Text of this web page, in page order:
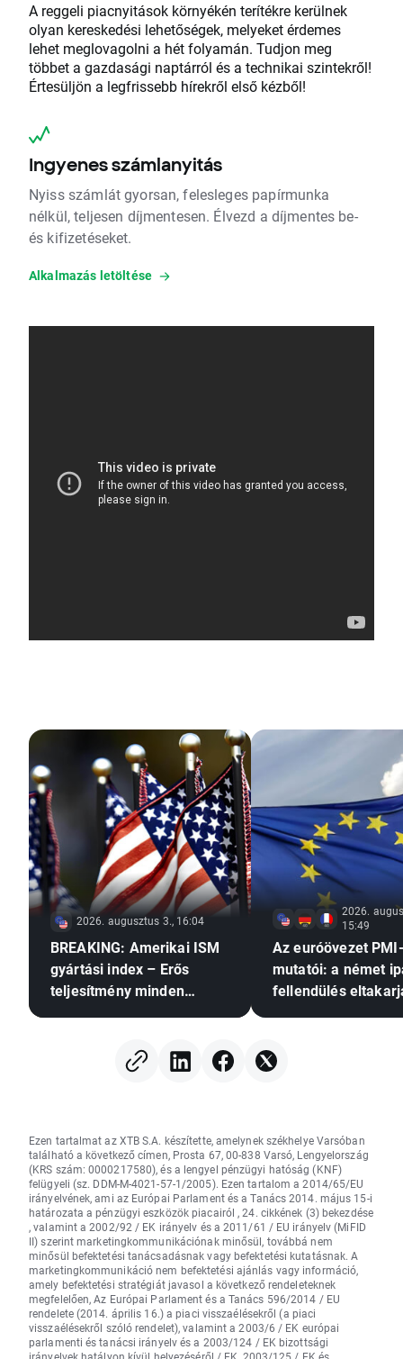
A reggeli piacnyitások környékén terítékre kerülnek
olyan kereskedési lehetőségek, melyeket érdemes
lehet meglovagolni a hét folyamán. Tudjon meg
többet a gazdasági naptárról és a technikai szintekről!
Értesüljön a legfrissebb hírekről első kézből!
Ingyenes számlanyitás
Nyiss számlát gyorsan, felesleges papírmunka
nélkül, teljesen díjmentesen. Élvezd a díjmentes be-
és kifizetéseket.
Alkalmazás letöltése
2026. augusztus 3., 16:04
BREAKING: Amerikai ISM
gyártási index – Erős
teljesítmény minden
2026.
15:49
Az euróövezet PMI-
mutatói: a német
fellendülés
Ezen tartalmat az XTB S.A. készítette, amelynek székhelye Varsóban
található a következő címen, Prosta 67, 00-838 Varsó, Lengyelország
(KRS szám: 0000217580), és a lengyel pénzügyi hatóság (KNF)
felügyeli (sz. DDM-M-4021-57-1/2005). Ezen tartalom a 2014/65/EU
irányelvének, ami az Európai Parlament és a Tanács 2014. május 15-i
határozata a pénzügyi eszközök piacairól , 24. cikkének (3) bekezdése
, valamint a 2002/92 / EK irányelv és a 2011/61 / EU irányelv (MiFID
II) szerint marketingkommunikációnak minősül, továbbá nem
minősül befektetési tanácsadásnak vagy befektetési kutatásnak. A
marketingkommunikáció nem befektetési ajánlás vagy információ,
amely befektetési stratégiát javasol a következő rendeleteknek
megfelelően, Az Európai Parlament és a Tanács 596/2014 / EU
rendelete (2014. április 16.) a piaci visszaélésekről (a piaci
visszaélésekről szóló rendelet), valamint a 2003/6 / EK európai
parlamenti és tanácsi irányelv és a 2003/124 / EK bizottsági